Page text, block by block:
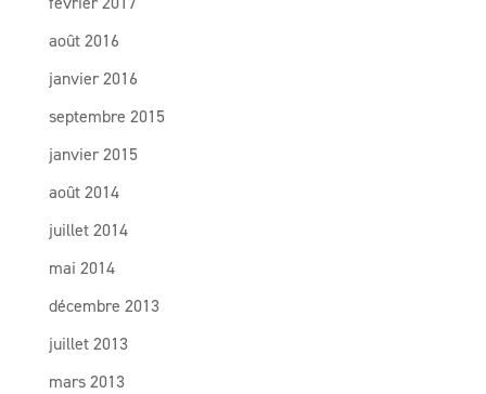
août 2016
janvier 2016
septembre 2015
janvier 2015
août 2014
juillet 2014
mai 2014
décembre 2013
juillet 2013
mars 2013